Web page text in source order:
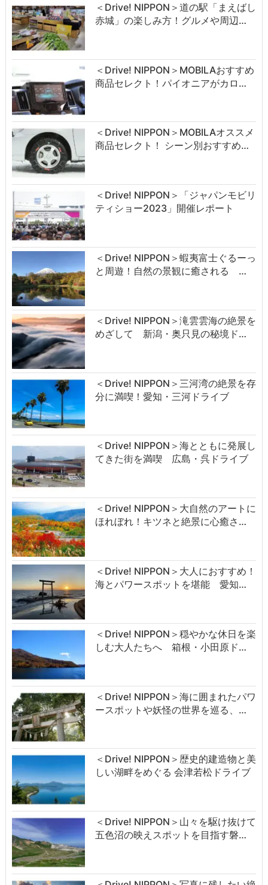
＜Drive! NIPPON＞道の駅「まえばし
赤城」の楽しみ方！グルメや周辺…
＜Drive! NIPPON＞MOBILAおすすめ
商品セレクト！パイオニアがカロ…
＜Drive! NIPPON＞MOBILAオススメ
商品セレクト！ シーン別おすすめ…
＜Drive! NIPPON＞「ジャパンモビリ
ティショー2023」開催レポート
＜Drive! NIPPON＞蝦夷富士ぐるーっ
と周遊！自然の景観に癒される …
＜Drive! NIPPON＞滝雲雲海の絶景を
めざして 新潟・奥只見の秘境ド…
＜Drive! NIPPON＞三河湾の絶景を存
分に満喫！愛知・三河ドライブ
＜Drive! NIPPON＞海とともに発展し
てきた街を満喫 広島・呉ドライブ
＜Drive! NIPPON＞大自然のアートに
ほれぼれ！キツネと絶景に心癒さ…
＜Drive! NIPPON＞大人におすすめ！
海とパワースポットを堪能 愛知…
＜Drive! NIPPON＞穏やかな休日を楽
しむ大人たちへ 箱根・小田原ド…
＜Drive! NIPPON＞海に囲まれたパワ
ースポットや妖怪の世界を巡る、…
＜Drive! NIPPON＞歴史的建造物と美
しい湖畔をめぐる 会津若松ドライブ
＜Drive! NIPPON＞山々を駆け抜けて
五色沼の映えスポットを目指す磐…